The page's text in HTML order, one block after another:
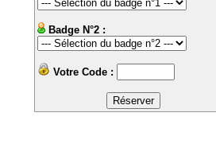
Badge N°2 :
Votre Code :